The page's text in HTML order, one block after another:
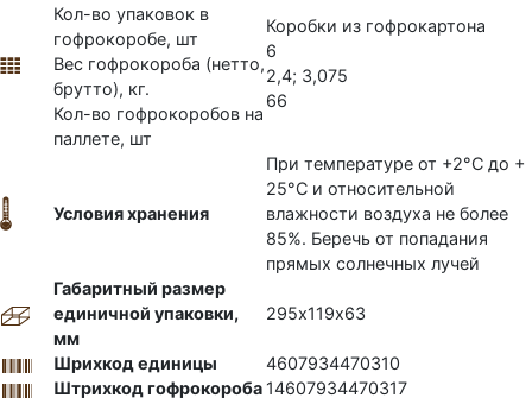
Кол-во упаковок в
гофрокоробе, шт
Вес гофрокороба (нетто,
брутто), кг.
Кол-во гофрокоробов на
паллете, шт
Коробки из гофрокартона
6
2,4; 3,075
66
Условия хранения
При температуре от +2°С до +
25°С и относительной
влажности воздуха не более
85%. Беречь от попадания
прямых солнечных лучей
Габаритный размер
единичной упаковки,
мм
295х119х63
Шрихкод единицы
4607934470310
Штрихкод гофрокороба 14607934470317